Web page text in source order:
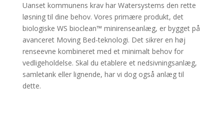
Uanset kommunens krav har Watersystems den rette
løsning til dine behov. Vores primære produkt, det
biologiske WS bioclean™ minirenseanlæg, er bygget på
avanceret Moving Bed-teknologi. Det sikrer en høj
renseevne kombineret med et minimalt behov for
vedligeholdelse. Skal du etablere et nedsivningsanlæg,
samletank eller lignende, har vi dog også anlæg til
dette.